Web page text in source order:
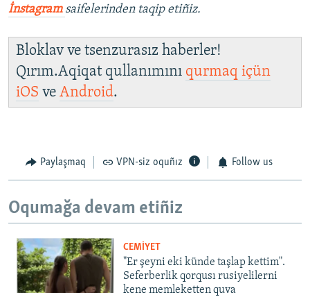
İnstagram saifelerinden taqip etiñiz.
Bloklav ve tsenzurasız haberler!
Qırım.Aqiqat qullanımını qurmaq içün
iOS ve Android.
Paylaşmaq VPN-siz oquñız Follow us
Oqumağa devam etiñiz
CEMİYET
"Er şeyni eki künde taşlap kettim".
Seferberlik qorqusı rusiyelilerni
kene memleketten quva